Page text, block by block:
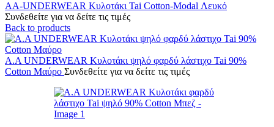
AA-UNDERWEAR Κυλοτάκι Tai Cotton-Modal Λευκό
Συνδεθείτε για να δείτε τις τιμές
Back to products
A.A UNDERWEAR Κυλοτάκι ψηλό φαρδύ λάστιχο Tai 90%
Cotton Μαύρο Συνδεθείτε για να δείτε τις τιμές